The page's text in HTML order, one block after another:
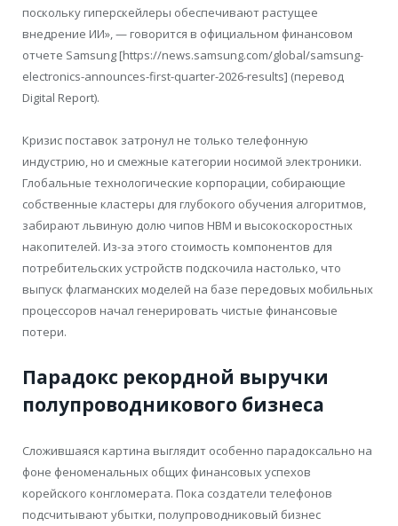
поскольку гиперскейлеры обеспечивают растущее
внедрение ИИ», — говорится в официальном финансовом
отчете Samsung [https://news.samsung.com/global/samsung-
electronics-announces-first-quarter-2026-results] (перевод
Digital Report).
Кризис поставок затронул не только телефонную
индустрию, но и смежные категории носимой электроники.
Глобальные технологические корпорации, собирающие
собственные кластеры для глубокого обучения алгоритмов,
забирают львиную долю чипов HBM и высокоскоростных
накопителей. Из-за этого стоимость компонентов для
потребительских устройств подскочила настолько, что
выпуск флагманских моделей на базе передовых мобильных
процессоров начал генерировать чистые финансовые
потери.
Парадокс рекордной выручки
полупроводникового бизнеса
Сложившаяся картина выглядит особенно парадоксально на
фоне феноменальных общих финансовых успехов
корейского конгломерата. Пока создатели телефонов
подсчитывают убытки, полупроводниковый бизнес